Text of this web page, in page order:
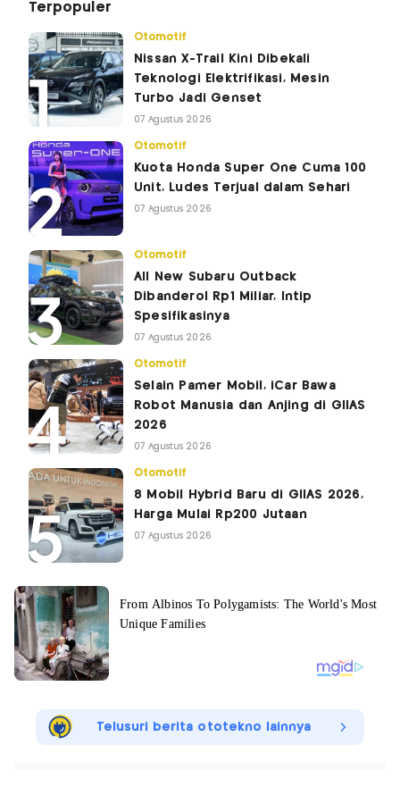
Terpopuler
Otomotif
Nissan X-Trail Kini Dibekali
Teknologi Elektrifikasi, Mesin
Turbo Jadi Genset
07 Agustus 2026
Otomotif
Kuota Honda Super One Cuma 100
Unit, Ludes Terjual dalam Sehari
07 Agustus 2026
Otomotif
All New Subaru Outback
Dibanderol Rp1 Miliar, Intip
Spesifikasinya
07 Agustus 2026
Otomotif
Selain Pamer Mobil, iCar Bawa
Robot Manusia dan Anjing di GIIAS
2026
07 Agustus 2026
Otomotif
8 Mobil Hybrid Baru di GIIAS 2026,
Harga Mulai Rp200 Jutaan
07 Agustus 2026
Telusuri berita ototekno lainnya